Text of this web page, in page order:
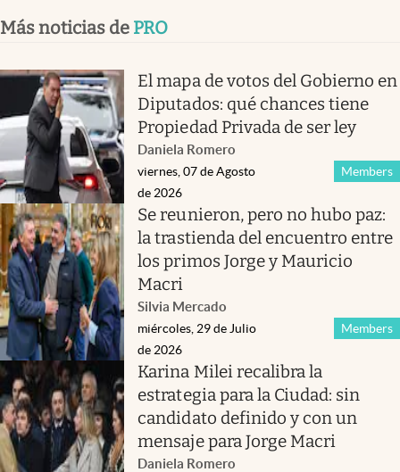
Más noticias de PRO
El mapa de votos del Gobierno en
Diputados: qué chances tiene
Propiedad Privada de ser ley
Daniela Romero
Members
viernes, 07 de Agosto
de 2026
Se reunieron, pero no hubo paz:
la trastienda del encuentro entre
los primos Jorge y Mauricio
Macri
Silvia Mercado
Members
miércoles, 29 de Julio
de 2026
Karina Milei recalibra la
estrategia para la Ciudad: sin
candidato definido y con un
mensaje para Jorge Macri
Daniela Romero